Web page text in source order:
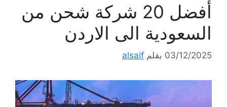
أفضل 20 شركة شحن من
السعودية الى الاردن
03/12/2025 بقلم alsaif